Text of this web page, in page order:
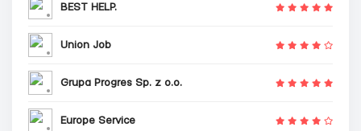
BEST HELP.
Union Job
Grupa Progres Sp. z o.o.
Europe Service